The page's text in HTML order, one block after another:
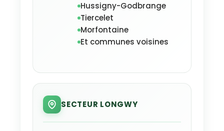
Hussigny-Godbrange
Tiercelet
Morfontaine
Et communes voisines
SECTEUR LONGWY